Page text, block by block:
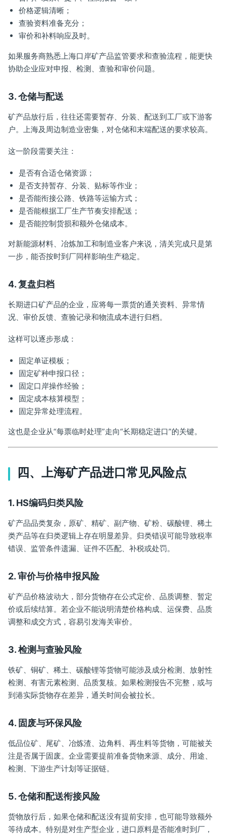
价格逻辑清晰；
查验资料准备充分；
审价和补料响应及时。
如果服务商熟悉上海口岸矿产品监管要求和查验流程，能更快
协助企业应对申报、检测、查验和审价问题。
3. 仓储与配送
矿产品放行后，往往还需要暂存、分装、配送到工厂或下游客
户。上海及周边制造业密集，对仓储和末端配送的要求较高。
这一阶段需要关注：
是否有合适仓储资源；
是否支持暂存、分装、贴标等作业；
是否能衔接公路、铁路等运输方式；
是否能根据工厂生产节奏安排配送；
是否能控制货损和额外仓储成本。
对新能源材料、冶炼加工和制造业客户来说，清关完成只是第
一步，能否按时到厂同样影响生产稳定。
4. 复盘归档
长期进口矿产品的企业，应将每一票货的通关资料、异常情
况、审价反馈、查验记录和物流成本进行归档。
这样可以逐步形成：
固定单证模板；
固定矿种申报口径；
固定口岸操作经验；
固定成本核算模型；
固定异常处理流程。
这也是企业从“每票临时处理”走向“长期稳定进口”的关键。
四、上海矿产品进口常见风险点
1. HS编码归类风险
矿产品品类复杂，原矿、精矿、副产物、矿粉、碳酸锂、稀土
类产品等在归类逻辑上存在明显差异。归类错误可能导致税率
错误、监管条件遗漏、证件不匹配、补税或处罚。
2. 审价与价格申报风险
矿产品价格波动大，部分货物存在公式定价、品质调整、暂定
价或后续结算。若企业不能说明清楚价格构成、运保费、品质
调整和成交方式，容易引发海关审价。
3. 检测与查验风险
铁矿、铜矿、稀土、碳酸锂等货物可能涉及成分检测、放射性
检测、有害元素检测、品质复核。如果检测报告不完整，或与
到港实际货物存在差异，通关时间会被拉长。
4. 固废与环保风险
低品位矿、尾矿、冶炼渣、边角料、再生料等货物，可能被关
注是否属于固废。企业需要提前准备货物来源、成分、用途、
检测、下游生产计划等证据链。
5. 仓储和配送衔接风险
货物放行后，如果仓储和配送没有提前安排，也可能导致额外
等待成本。特别是对生产型企业，进口原料是否能准时到厂，